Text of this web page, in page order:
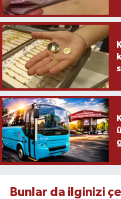
Bunlar da ilginizi